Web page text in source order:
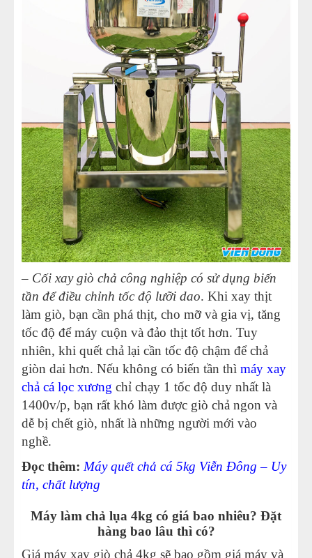
– Cối xay giò chả công nghiệp có sử dụng biến
tần để điều chỉnh tốc độ lưỡi dao. Khi xay thịt
làm giò, bạn cần phá thịt, cho mỡ và gia vị, tăng
tốc độ để máy cuộn và đảo thịt tốt hơn. Tuy
nhiên, khi quết chả lại cần tốc độ chậm để chả
giòn dai hơn. Nếu không có biến tần thì máy xay
chả cá lọc xương chỉ chạy 1 tốc độ duy nhất là
1400v/p, bạn rất khó làm được giò chả ngon và
dễ bị chết giò, nhất là những người mới vào
nghề.
Đọc thêm: Máy quết chả cá 5kg Viễn Đông – Uy
tín, chất lượng
Máy làm chả lụa 4kg có giá bao nhiêu? Đặt
hàng bao lâu thì có?
Giá máy xay giò chả 4kg sẽ bao gồm giá máy và